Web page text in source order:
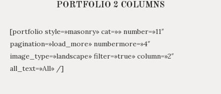
PORTFOLIO 2 COLUMNS
[portfolio style=»masonry» cat=»» number=»11″
pagination=»load_more» numbermore=»4″
image_type=»landscape» filter=»true» column=»2″
all_text=»All» /]